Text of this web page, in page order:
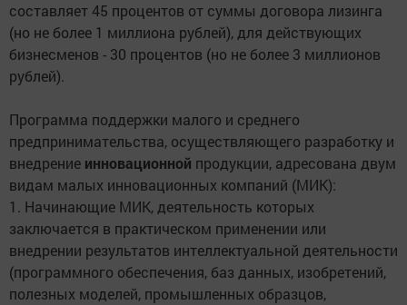
составляет 45 процентов от суммы договора лизинга
(но не более 1 миллиона рублей), для действующих
бизнесменов - 30 процентов (но не более 3 миллионов
рублей).
Программа поддержки малого и среднего
предпринимательства, осуществляющего разработку и
внедрение инновационной продукции, адресована двум
видам малых инновационных компаний (МИК):
1. Начинающие МИК, деятельность которых
заключается в практическом применении или
внедрении результатов интеллектуальной деятельности
(программного обеспечения, баз данных, изобретений,
полезных моделей, промышленных образцов,